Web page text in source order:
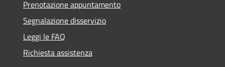
Prenotazione appuntamento
Segnalazione disservizio
Leggi le FAQ
Richiesta assistenza